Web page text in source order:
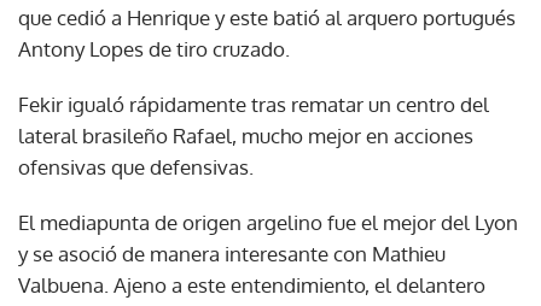
que cedió a Henrique y este batió al arquero portugués
Antony Lopes de tiro cruzado.
Fekir igualó rápidamente tras rematar un centro del
lateral brasileño Rafael, mucho mejor en acciones
ofensivas que defensivas.
El mediapunta de origen argelino fue el mejor del Lyon
y se asoció de manera interesante con Mathieu
Valbuena. Ajeno a este entendimiento, el delantero